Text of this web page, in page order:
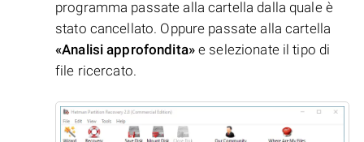
programma passate alla cartella dalla quale è
stato cancellato. Oppure passate alla cartella
«Analisi approfondita»e selezionate il tipo di
file ricercato.